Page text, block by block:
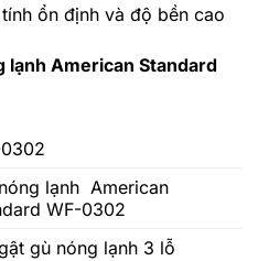
ổn định và độ bền cao
American Standard
lạnh American
WF-0302
gù nóng lạnh 3 lỗ